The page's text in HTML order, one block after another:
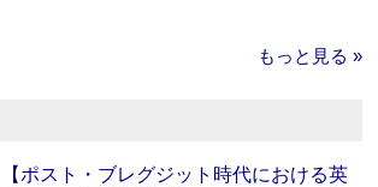
もっと見る »
【ポスト・ブレグジット時代における英